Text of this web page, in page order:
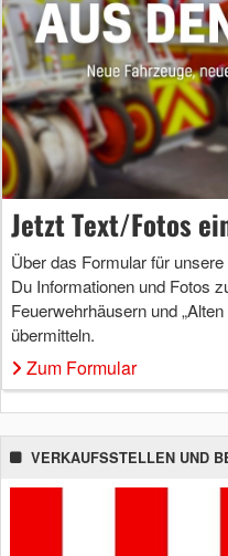
Jetzt Text/Fotos
Über das Formular für
Du Informationen und Fotos
Feuerwehrhäusern und
übermitteln.
Zum Formular
VERKAUFSSTELLEN UND